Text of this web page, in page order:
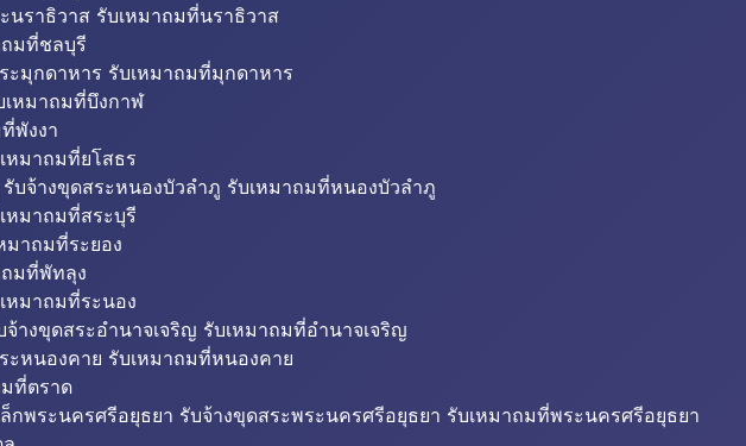
นราธิวาส รับเหมาถมที่นราธิวาส
ถมที่ชลบุรี
ะมุกดาหาร รับเหมาถมที่มุกดาหาร
เหมาถมที่บึงกาฬ
พังงา
หมาถมที่ยโสธร
บจ้างขุดสระหนองบัวลำภู รับเหมาถมที่หนองบัวลำภู
หมาถมที่สระบุรี
มาถมที่ระยอง
ถมที่พัทลุง
หมาถมที่ระนอง
างขุดสระอำนาจเจริญ รับเหมาถมที่อำนาจเจริญ
ะหนองคาย รับเหมาถมที่หนองคาย
ที่ตราด
พระนครศรีอยุธยา รับจ้างขุดสระพระนครศรีอยุธยา รับเหมาถมที่พระนครศรีอยุธยา